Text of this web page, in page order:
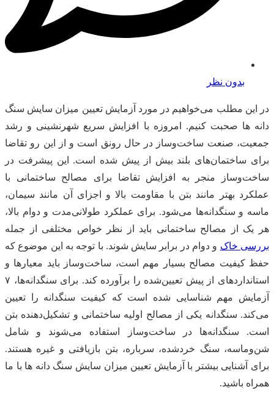
بدون نظر
در این مطلب می‌خواهیم در مورد آزمایش تعیین میزان سایش سنگ
دانه ها صحبت کنیم. امروزه با افزایش سریع شهرنشینی و رشد
جمعیت، صنعت ساخت‌وساز در حال رونق است و از این رو تقاضا
برای ساختمان‌های بلند بیش از پیش شده است. این پیشرفت در
ساخت‌وساز منجر به افزایش تقاضا برای مصالح ساختمانی با
عملکرد بهتر مانند بتن با مقاومت بالا و اجزای آن مانند سیمان،
ماسه و سنگدانه‌ها می‌شود. برای عملکرد طولانی‌مدت و دوام بالا،
هر یک از مصالح ساختمانی باید از نظر خواص مختلفی از جمله
بررسی خاک و دوام در برابر سایش شوند. با توجه به این موضوع که
حفظ کیفیت مصالح بسیار مهم است، ساخت‌وساز باید معیار‌ها و
استاندارد‌های از پیش تعیین‌شده را برآورده کند. برای سنگدانه‌ها، ۷
آزمایش مهم شناسایی شده است که کیفیت سنگدانه را تعیین
می‌کند. سنگدانه یکی از مصالح اولیه ساختمانی و تشکیل‌دهنده بتن
است. سنگدانه‌ها در ساخت‌وساز استفاده می‌شوند و شامل
شن‌وماسه، سنگ خردشده، سرباره، بتن بازیافتی و غیره هستند.
برای آشنایی بیشتر با آزمایش تعیین میزان سایش سنگ دانه ها با ما
همراه باشید.